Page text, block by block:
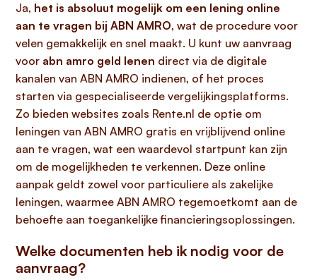
Ja, het is absoluut mogelijk om een lening online
aan te vragen bij ABN AMRO, wat de procedure voor
velen gemakkelijk en snel maakt. U kunt uw aanvraag
voor abn amro geld lenen direct via de digitale
kanalen van ABN AMRO indienen, of het proces
starten via gespecialiseerde vergelijkingsplatforms.
Zo bieden websites zoals Rente.nl de optie om
leningen van ABN AMRO gratis en vrijblijvend online
aan te vragen, wat een waardevol startpunt kan zijn
om de mogelijkheden te verkennen. Deze online
aanpak geldt zowel voor particuliere als zakelijke
leningen, waarmee ABN AMRO tegemoetkomt aan de
behoefte aan toegankelijke financieringsoplossingen.
Welke documenten heb ik nodig voor de
aanvraag?